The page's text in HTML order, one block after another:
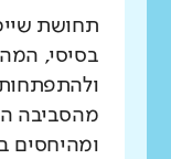
תחושת
בסיסי,
מהסביבה
ומהיחסים